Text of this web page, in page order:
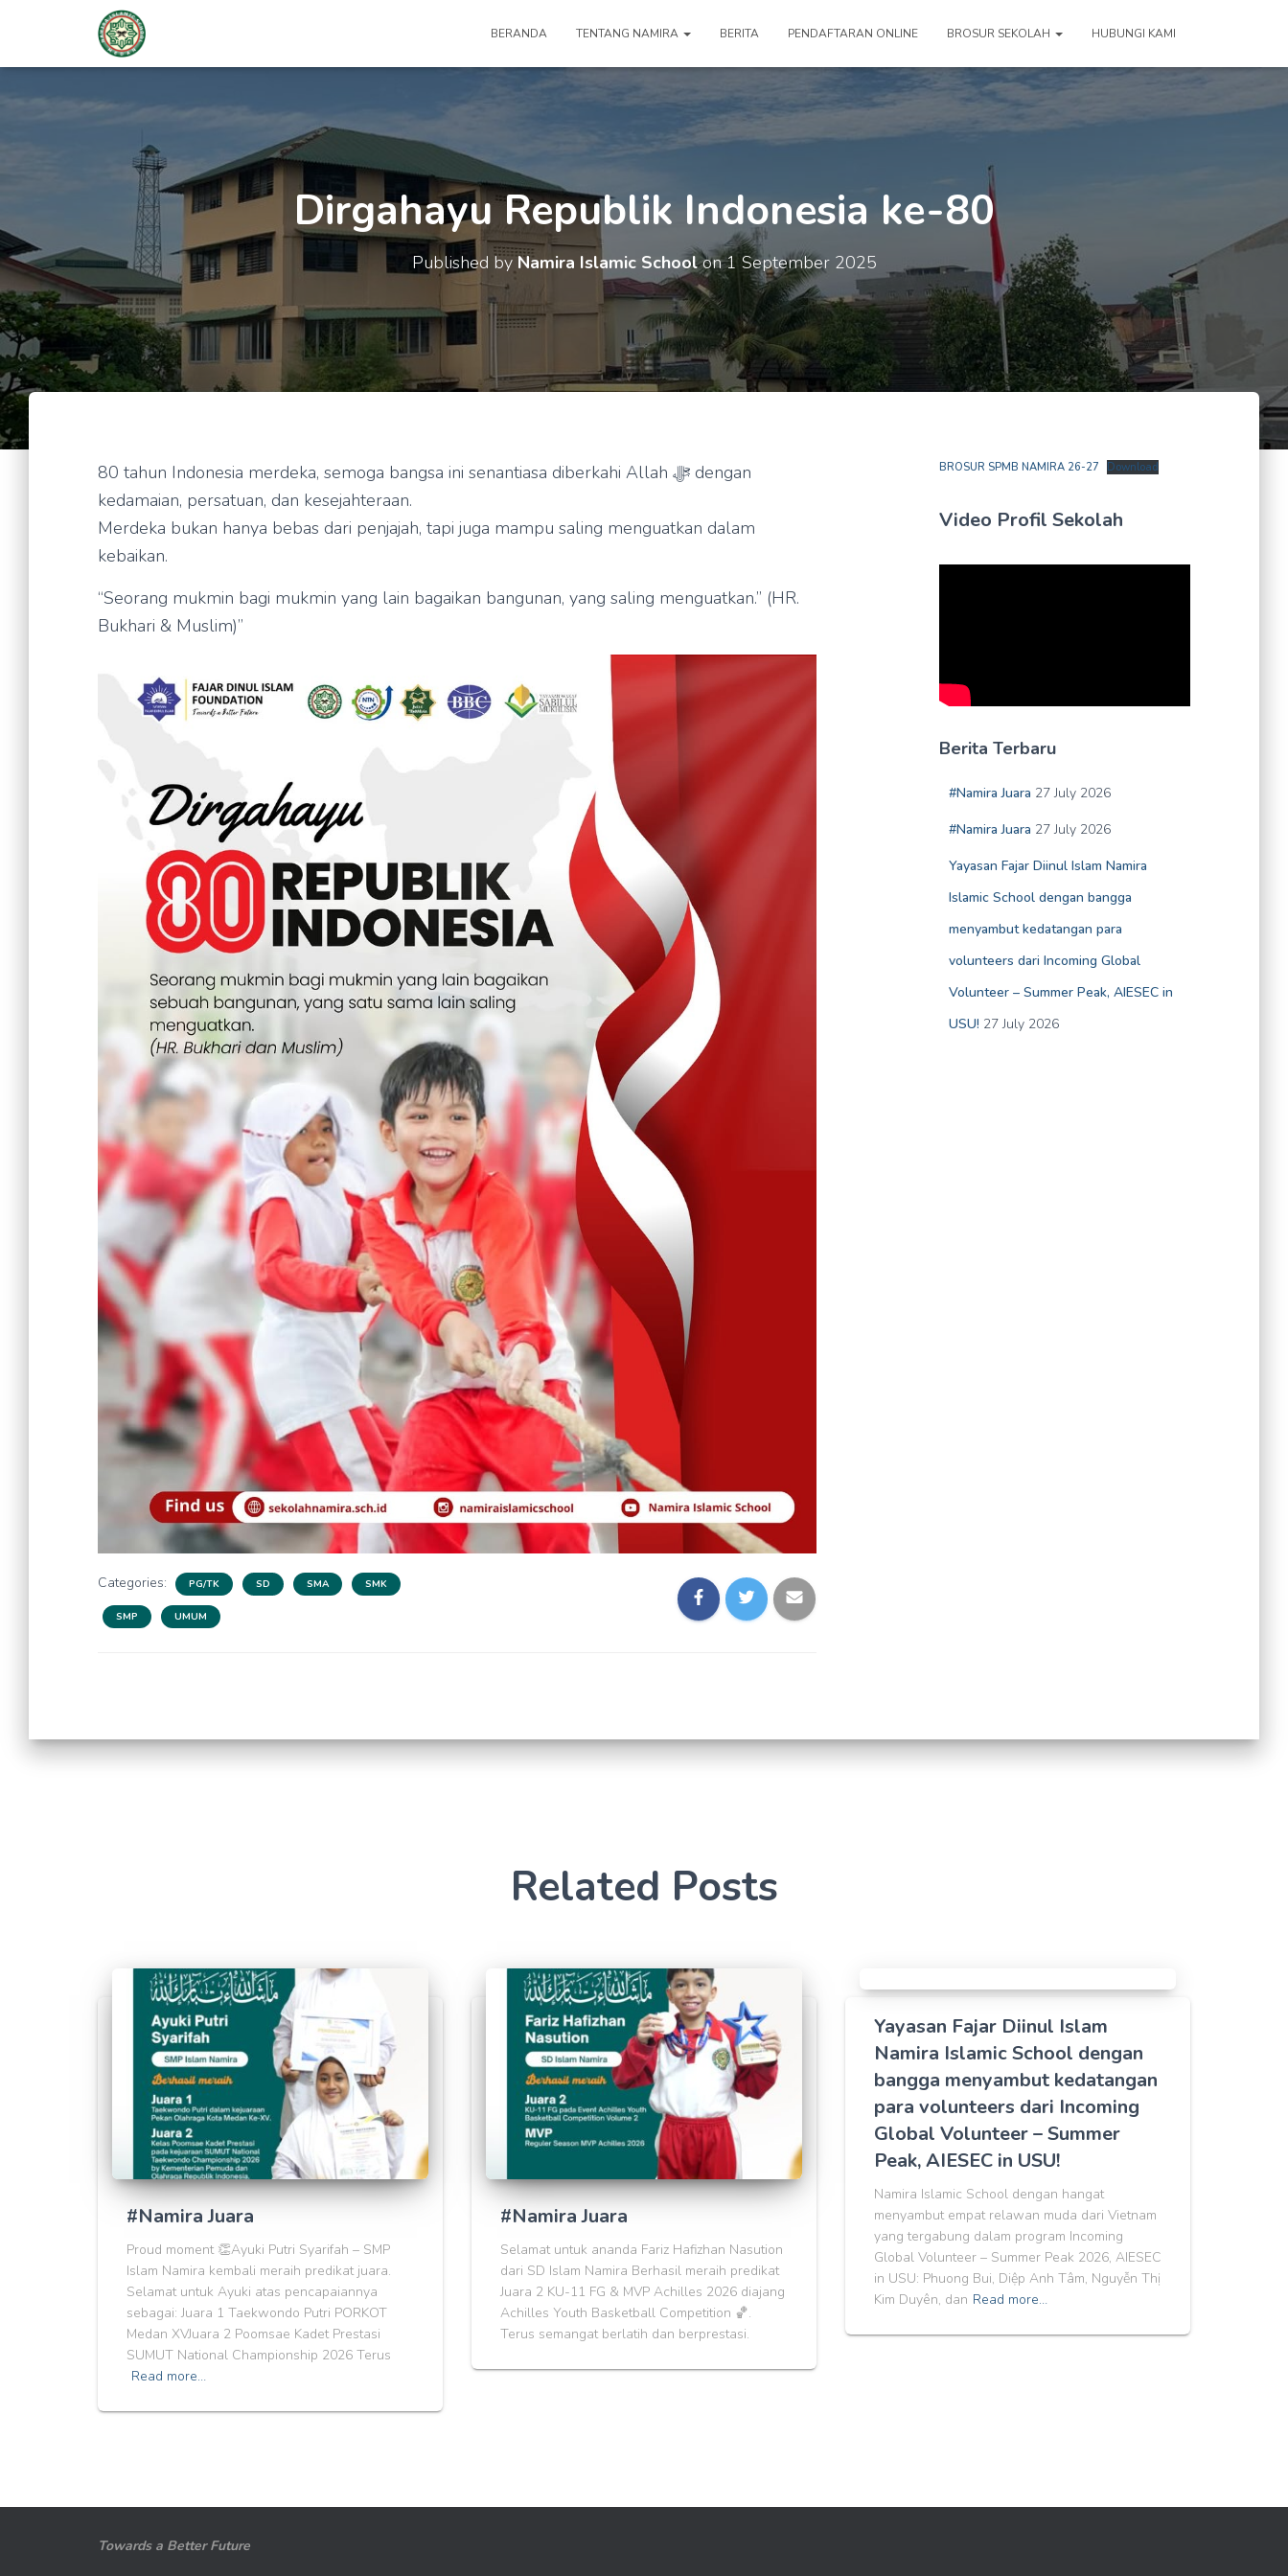
BERANDA TENTANG NAMIRA BERITA PENDAFTARAN ONLINE BROSUR SEKOLAH HUBUNGI KAMI
Dirgahayu Republik Indonesia ke-80
Published byNamira Islamic Schoolon1 September 2025
80 tahun Indonesia merdeka, semoga bangsa ini senantiasa diberkahi Allah ﷻ dengan
kedamaian, persatuan, dan kesejahteraan.
Merdeka bukan hanya bebas dari penjajah, tapi juga mampu saling menguatkan dalam
kebaikan.
“Seorang mukmin bagi mukmin yang lain bagaikan bangunan, yang saling menguatkan.” (HR.
Bukhari & Muslim)”
Categories: PG/TK SD SMA SMK
SMP UMUM
BROSUR SPMB NAMIRA 26-27 Download
Video Profil Sekolah
Berita Terbaru
#Namira Juara 27 July 2026
#Namira Juara 27 July 2026
Yayasan Fajar Diinul Islam Namira
Islamic School dengan bangga
menyambut kedatangan para
volunteers dari Incoming Global
Volunteer – Summer Peak, AIESEC in
USU! 27 July 2026
Related Posts
#Namira Juara
Proud moment 👏Ayuki Putri Syarifah – SMP
Islam Namira kembali meraih predikat juara.
Selamat untuk Ayuki atas pencapaiannya
sebagai: Juara 1 Taekwondo Putri PORKOT
Medan XVJuara 2 Poomsae Kadet Prestasi
SUMUT National Championship 2026 Terus
Read more…
#Namira Juara
Selamat untuk ananda Fariz Hafizhan Nasution
dari SD Islam Namira Berhasil meraih predikat
Juara 2 KU-11 FG & MVP Achilles 2026 diajang
Achilles Youth Basketball Competition 🏀.
Terus semangat berlatih dan berprestasi.
Yayasan Fajar Diinul Islam
Namira Islamic School dengan
bangga menyambut kedatangan
para volunteers dari Incoming
Global Volunteer – Summer
Peak, AIESEC in USU!
Namira Islamic School dengan hangat
menyambut empat relawan muda dari Vietnam
yang tergabung dalam program Incoming
Global Volunteer – Summer Peak 2026, AIESEC
in USU: Phuong Bui, Diệp Anh Tâm, Nguyễn Thị
Kim Duyên, dan Read more…
Towards a Better Future